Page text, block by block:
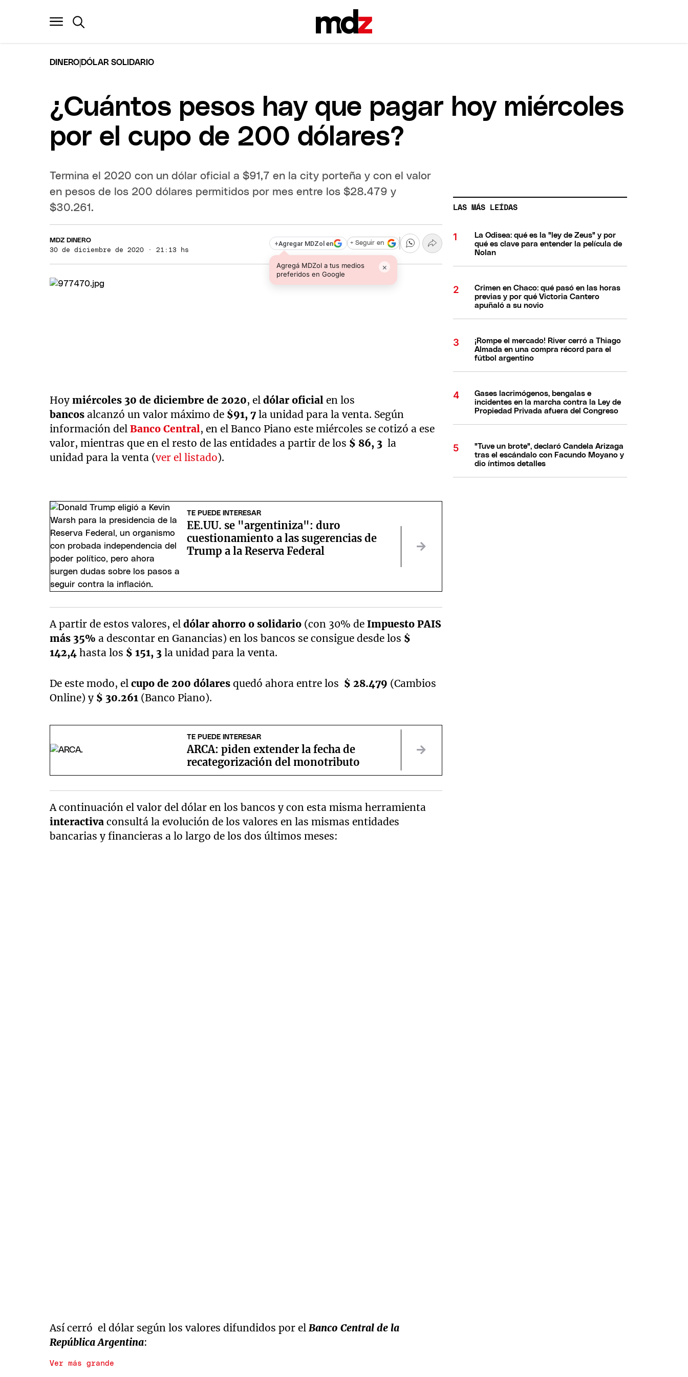
DINERO DÓLAR SOLIDARIO
¿Cuántos pesos hay que pagar hoy miércoles
por el cupo de 200 dólares?
Termina el 2020 con un dólar oficial a $91,7 en la city porteña y con el valor
en pesos de los 200 dólares permitidos por mes entre los $28.479 y
$30.261.
MDZ DINERO
30 de diciembre de 2020 · 21:13 hs
+Agregar MDZol en
Agregá MDZol a tus medios
preferidos en Google
×
+ Seguir en
Hoymiércoles 30 de diciembre de 2020, eldólar oficial en los
bancos alcanzó un valor máximo de $91, 7la unidad para la venta. Según
información delBanco Central, en el Banco Piano este miércoles se cotizó a ese
valor, mientras que en el resto de las entidades a partir de los $ 86, 3 la
unidad para la venta (ver el listado).
TE PUEDE INTERESAR
EE.UU. se "argentiniza": duro
cuestionamiento a las sugerencias de
Trump a la Reserva Federal
A partir de estos valores, eldólar ahorro o solidario (con 30% deImpuesto PAIS
más 35% a descontar en Ganancias) en los bancos se consigue desde los $
142,4 hasta los $ 151, 3 la unidad para la venta.
De este modo, elcupo de 200 dólares quedó ahora entre los $ 28.479 (Cambios
Online) y $ 30.261 (Banco Piano).
TE PUEDE INTERESAR
ARCA: piden extender la fecha de
recategorización del monotributo
A continuación el valor del dólar en los bancos y con esta misma herramienta
interactiva consultá la evolución de los valores en las mismas entidades
bancarias y financieras a lo largo de los dos últimos meses:
Así cerró el dólar según los valores difundidos por el Banco Central de la
República Argentina:
Ver más grande
LAS MÁS LEÍDAS
La Odisea: qué es la "ley de Zeus" y por
qué es clave para entender la película de
Nolan
Crimen en Chaco: qué pasó en las horas
previas y por qué Victoria Cantero
apuñaló a su novio
¡Rompe el mercado! River cerró a Thiago
Almada en una compra récord para el
fútbol argentino
Gases lacrimógenos, bengalas e
incidentes en la marcha contra la Ley de
Propiedad Privada afuera del Congreso
"Tuve un brote", declaró Candela Arizaga
tras el escándalo con Facundo Moyano y
dio íntimos detalles